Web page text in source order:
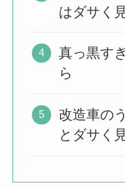
はダサく
真っ黒す
ら
改造車の
とダサく